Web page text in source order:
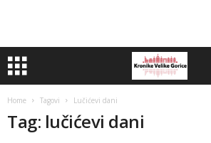
Home Tagovi Lučićevi dani
Tag: lučićevi dani